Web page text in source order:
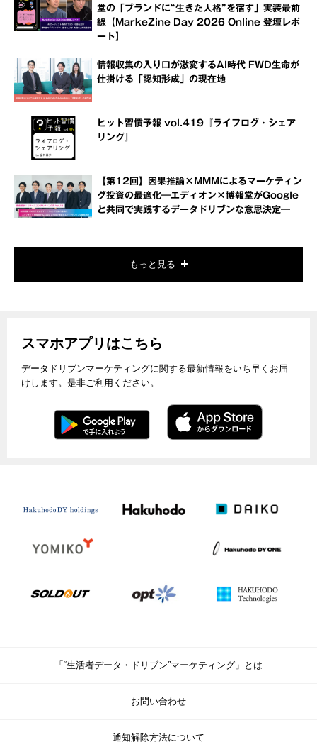
堂の「ブランドに“生きた人格”を宿す」実装最前
線【MarkeZine Day 2026 Online 登壇レポ
ート】
情報収集の入り口が激変するAI時代 FWD生命が
仕掛ける「認知形成」の現在地
ヒット習慣予報 vol.419『ライフログ・シェア
リング』
【第12回】因果推論×MMMによるマーケティン
グ投資の最適化―エディオン×博報堂がGoogle
と共同で実践するデータドリブンな意思決定―
もっと見る
スマホアプリはこちら
データドリブンマーケティングに関する最新情報をいち早くお届
けします。是非ご利用ください。
「“生活者データ・ドリブン”マーケティング」とは
お問い合わせ
通知解除方法について